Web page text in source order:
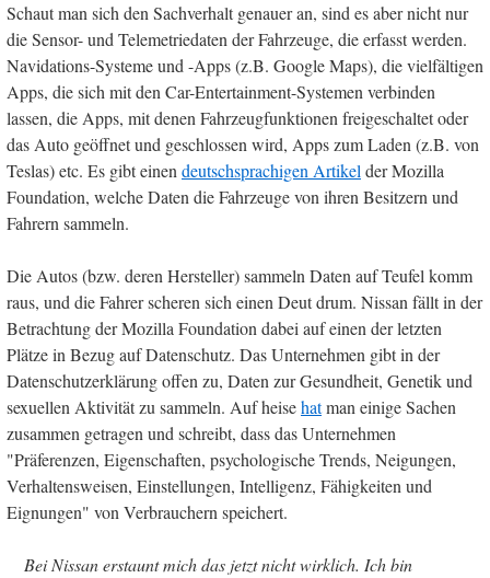
Schaut man sich den Sachverhalt genauer an, sind es aber nicht nur
die Sensor- und Telemetriedaten der Fahrzeuge, die erfasst werden.
Navidations-Systeme und -Apps (z.B. Google Maps), die vielfältigen
Apps, die sich mit den Car-Entertainment-Systemen verbinden
lassen, die Apps, mit denen Fahrzeugfunktionen freigeschaltet oder
das Auto geöffnet und geschlossen wird, Apps zum Laden (z.B. von
Teslas) etc. Es gibt einen deutschsprachigen Artikel der Mozilla
Foundation, welche Daten die Fahrzeuge von ihren Besitzern und
Fahrern sammeln.
Die Autos (bzw. deren Hersteller) sammeln Daten auf Teufel komm
raus, und die Fahrer scheren sich einen Deut drum. Nissan fällt in der
Betrachtung der Mozilla Foundation dabei auf einen der letzten
Plätze in Bezug auf Datenschutz. Das Unternehmen gibt in der
Datenschutzerklärung offen zu, Daten zur Gesundheit, Genetik und
sexuellen Aktivität zu sammeln. Auf heisehatman einige Sachen
zusammen getragen und schreibt, dass das Unternehmen
"Präferenzen, Eigenschaften, psychologische Trends, Neigungen,
Verhaltensweisen, Einstellungen, Intelligenz, Fähigkeiten und
Eignungen" von Verbrauchern speichert.
Bei Nissan erstaunt mich das jetzt nicht wirklich. Ich bin